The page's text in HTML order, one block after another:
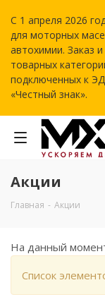
С 1 апреля 2026
для моторных
автохимии. Заказ
товарных
подключенных к
«Честный знак».
Акции
Главная - Акции
На данный
Список